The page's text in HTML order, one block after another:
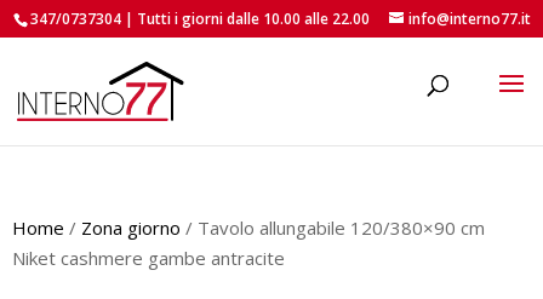
347/0737304 | Tutti i giorni dalle 10.00 alle 22.00 info@interno77.it
Home / Zona giorno / Tavolo allungabile 120/380×90 cm
Niket cashmere gambe antracite